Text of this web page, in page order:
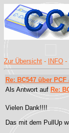
Zur Übersicht - INFO -
Re: BC547 über
Als Antwort auf Re:
Vielen Dank!!!!
Das mit dem PullUp